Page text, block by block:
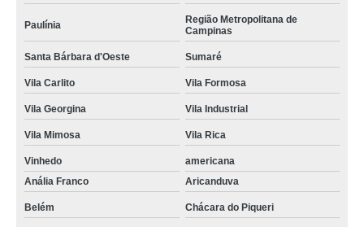
Paulínia
Região Metropolitana de
Campinas
Santa Bárbara d'Oeste Sumaré
Vila Carlito Vila Formosa
Vila Georgina Vila Industrial
Vila Mimosa Vila Rica
Vinhedo
americana
Anália Franco
Aricanduva
Belém Chácara do Piqueri